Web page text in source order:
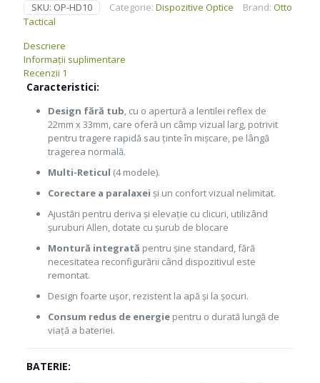
Otto
Tactical
SKU: OP-HD10 Categorie: Dispozitive Optice Brand: Otto
Tactical
Descriere
Informații suplimentare
Recenzii 1
Caracteristici:
Design fără tub, cu o apertură a lentilei reflex de
22mm x 33mm, care oferă un câmp vizual larg, potrivit
pentru tragere rapidă sau ținte în mișcare, pe lângă
tragerea normală.
Multi-Reticul (4 modele).
Corectare a paralaxei și un confort vizual nelimitat.
Ajustări pentru deriva și elevație cu clicuri, utilizând
șuruburi Allen, dotate cu șurub de blocare
Montură integrată pentru șine standard, fără
necesitatea reconfigurării când dispozitivul este
remontat.
Design foarte ușor, rezistent la apă și la șocuri.
Consum redus de energiepentru o durată lungă de
viață a bateriei.
BATERIE: